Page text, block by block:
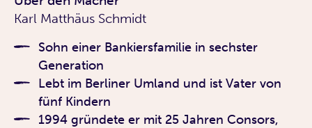
Karl Matthäus Schmidt
Sohn einer Bankiersfamilie in sechster
Generation
Lebt im Berliner Umland und ist Vater von
fünf Kindern
1994 gründete er mit 25 Jahren Consors,